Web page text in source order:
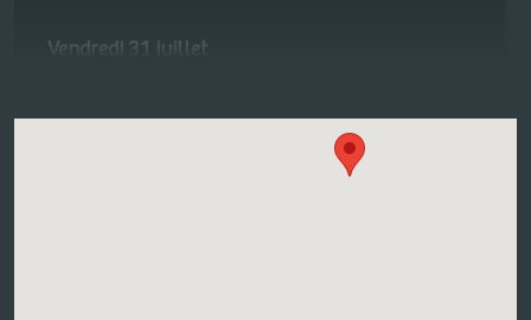
Vendredi 31 juillet
vins à travers un circuit qui en retracera les
différentes étapes : de la naissance du jus à la